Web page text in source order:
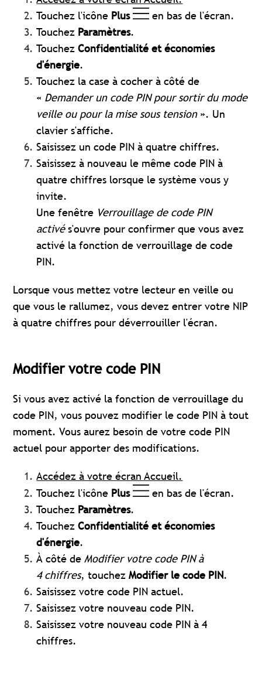
Touchez l'icône Plus
en bas de l'écran.
Touchez Paramètres.
TouchezConfidentialité et économies
d'énergie.
Touchez la case à cocher à côté de
« Demander un code PIN pour sortir du mode
veille ou pour la mise sous tension». Un
clavier s'affiche.
Saisissez un code PIN à quatre chiffres.
Saisissez à nouveau le même code PIN à
quatre chiffres lorsque le système vous y
invite.
Une fenêtre Verrouillage de code PIN
activés'ouvre pour confirmer que vous avez
activé la fonction de verrouillage de code
PIN.
Lorsque vous mettez votre lecteur en veille ou
que vous le rallumez, vous devez entrer votre NIP
à quatre chiffres pour déverrouiller l'écran.
Modifier votre code PIN
Si vous avez activé la fonction de verrouillage du
code PIN, vous pouvez modifier le code PIN à tout
moment. Vous aurez besoin de votre code PIN
actuel pour apporter des modifications.
Accédez à votre écran Accueil.
Touchez l'icône Plus
en bas de l'écran.
Touchez Paramètres.
TouchezConfidentialité et économies
d'énergie.
À côté deModifier votre code PIN à
4 chiffres, touchezModifier le code PIN.
Saisissez votre code PIN actuel.
Saisissez votre nouveau code PIN.
Saisissez votre nouveau code PIN à 4
chiffres.